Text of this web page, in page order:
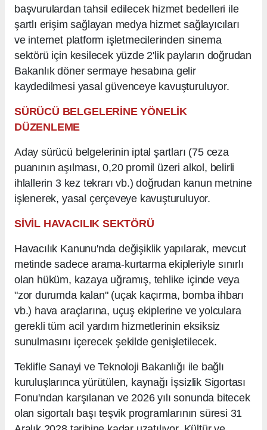
başvurulardan tahsil edilecek hizmet bedelleri ile
şartlı erişim sağlayan medya hizmet sağlayıcıları
ve internet platform işletmecilerinden sinema
sektörü için kesilecek yüzde 2'lik payların doğrudan
Bakanlık döner sermaye hesabına gelir
kaydedilmesi yasal güvenceye kavuşturuluyor.
SÜRÜCÜ BELGELERİNE YÖNELİK
DÜZENLEME
Aday sürücü belgelerinin iptal şartları (75 ceza
puanının aşılması, 0,20 promil üzeri alkol, belirli
ihlallerin 3 kez tekrarı vb.) doğrudan kanun metnine
işlenerek, yasal çerçeveye kavuşturuluyor.
SİVİL HAVACILIK SEKTÖRÜ
Havacılık Kanunu'nda değişiklik yapılarak, mevcut
metinde sadece arama-kurtarma ekipleriyle sınırlı
olan hüküm, kazaya uğramış, tehlike içinde veya
"zor durumda kalan" (uçak kaçırma, bomba ihbarı
vb.) hava araçlarına, uçuş ekiplerine ve yolculara
gerekli tüm acil yardım hizmetlerinin eksiksiz
sunulmasını içerecek şekilde genişletilecek.
Teklifle Sanayi ve Teknoloji Bakanlığı ile bağlı
kuruluşlarınca yürütülen, kaynağı İşsizlik Sigortası
Fonu'ndan karşılanan ve 2026 yılı sonunda bitecek
olan sigortalı başı teşvik programlarının süresi 31